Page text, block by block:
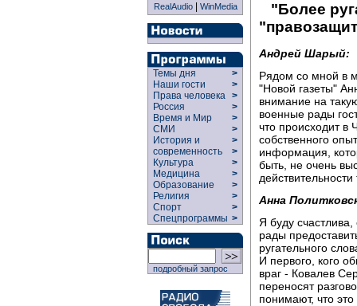
RealAudio| WinMedia
Темы дня
>
Наши гости
>
Права человека >
Россия
>
Время и Мир
>
СМИ
>
История и
современность
>
>
Культура
>
Медицина
>
Образование
>
Религия
>
Спорт
>
Спецпрограммы >
подробный запрос
"Более
Андрей Шарый:
Рядом со мной в
"Новой газеты"
внимание на
военные рады
что происходит в
собственного
информация,
быть, не очень
Анна
Я буду
рады
ругательного
И первого, кого
враг - Ковалев
переносят
понимают, что это